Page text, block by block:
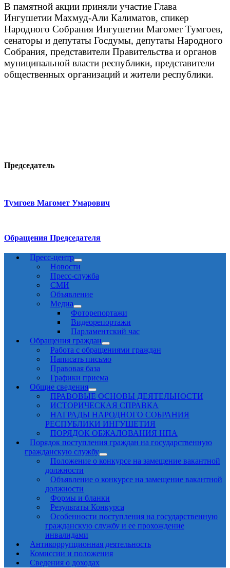
В памятной акции приняли участие Глава
Ингушетии Махмуд-Али Калиматов, спикер
Народного Собрания Ингушетии Магомет Тумгоев,
сенаторы и депутаты Госдумы, депутаты Народного
Собрания, представители Правительства и органов
муниципальной власти республики, представители
общественных организаций и жители республики.
Председатель
Тумгоев Магомет Умарович
Обращения Председателя
Пресс-центр
Новости
Пресс-служба
СМИ
Объявление
Медиа
Фоторепортажи
Видеорепортажи
Парламентский час
Обращения граждан
Работа с обращениями граждан
Написать письмо
Правовая база
Графики приема
Общие сведения
ПРАВОВЫЕ ОСНОВЫ ДЕЯТЕЛЬНОСТИ
ИСТОРИЧЕСКАЯ СПРАВКА
НАГРАДЫ НАРОДНОГО СОБРАНИЯ
РЕСПУБЛИКИ ИНГУШЕТИЯ
ПОРЯДОК ОБЖАЛОВАНИЯ НПА
Порядок поступления граждан на государственную
гражданскую службу
Положение о конкурсе на замещение вакантной
должности
Объявление о конкурсе на замещение вакантной
должности
Формы и бланки
Результаты Конкурса
Особенности поступления на государственную
гражданскую службу и ее прохождение
инвалидами
Антикоррупционная деятельность
Комиссии и положения
Сведения о доходах